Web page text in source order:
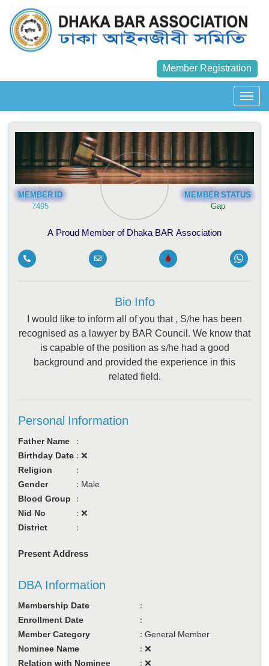
Member Registration
MEMBER ID
7495
MEMBER STATUS
Gap
A Proud Member of Dhaka BAR Association
Bio Info
I would like to inform all of you that , S/he has been
recognised as a lawyer by BAR Council. We know that
is capable of the position as s/he had a good
background and provided the experience in this
related field.
Personal Information
Father Name
:
Birthday Date : ❌
Religion
:
Gender
: Male
Blood Group
:
Nid No
: ❌
District
:
Present Address
DBA Information
Membership Date
:
Enrollment Date
:
Member Category
: General Member
Nominee Name
: ❌
Relation with Nominee
: ❌